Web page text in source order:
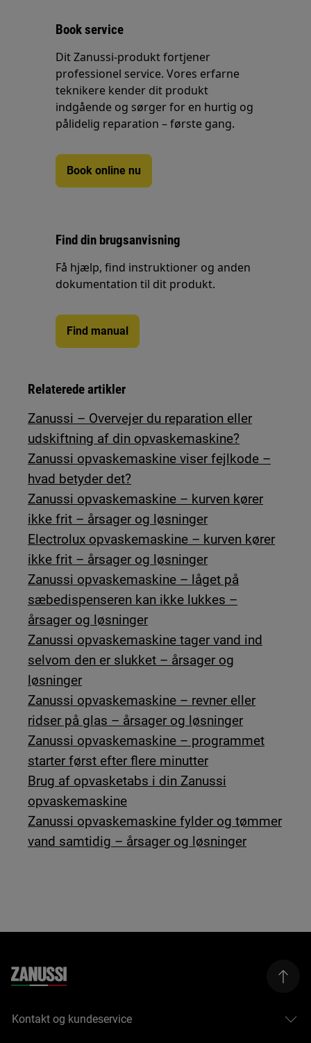
Book service
Dit Zanussi-produkt fortjener
professionel service. Vores erfarne
teknikere kender dit produkt
indgående og sørger for en hurtig og
pålidelig reparation – første gang.
Book online nu
Find din brugsanvisning
Få hjælp, find instruktioner og anden
dokumentation til dit produkt.
Find manual
Relaterede artikler
Zanussi – Overvejer du reparation eller
udskiftning af din opvaskemaskine?
Zanussi opvaskemaskine viser fejlkode –
hvad betyder det?
Zanussi opvaskemaskine – kurven kører
ikke frit – årsager og løsninger
Electrolux opvaskemaskine – kurven kører
ikke frit – årsager og løsninger
Zanussi opvaskemaskine – låget på
sæbedispenseren kan ikke lukkes –
årsager og løsninger
Zanussi opvaskemaskine tager vand ind
selvom den er slukket – årsager og
løsninger
Zanussi opvaskemaskine – revner eller
ridser på glas – årsager og løsninger
Zanussi opvaskemaskine – programmet
starter først efter flere minutter
Brug af opvasketabs i din Zanussi
opvaskemaskine
Zanussi opvaskemaskine fylder og tømmer
vand samtidig – årsager og løsninger
Kontakt og kundeservice